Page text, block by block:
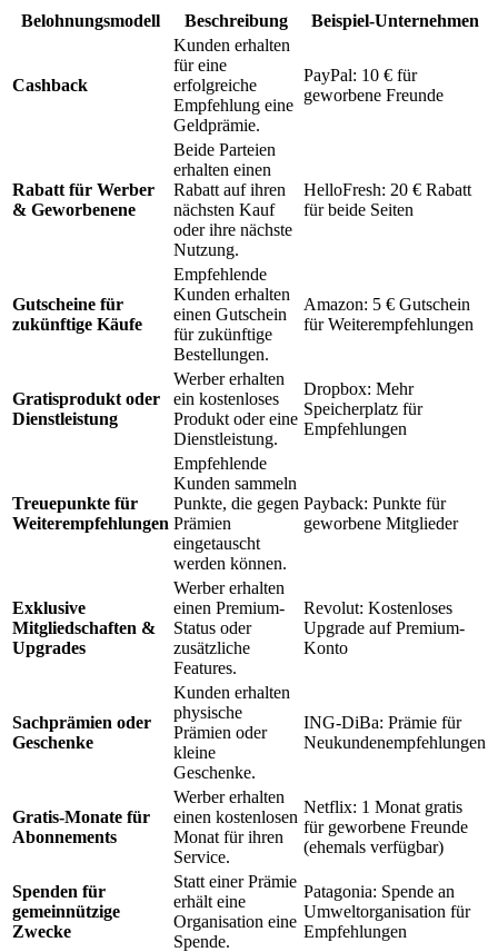
Belohnungsmodell Beschreibung Beispiel-Unternehmen
Cashback
Kunden erhalten
für eine
erfolgreiche
Empfehlung eine
Geldprämie.
PayPal: 10 € für
geworbene Freunde
Rabatt für Werber
& Geworbenene
Beide Parteien
erhalten einen
Rabatt auf ihren
nächsten Kauf
oder ihre nächste
Nutzung.
HelloFresh: 20 € Rabatt
für beide Seiten
Gutscheine für
zukünftige Käufe
Empfehlende
Kunden erhalten
einen Gutschein
für zukünftige
Bestellungen.
Amazon: 5 € Gutschein
für Weiterempfehlungen
Gratisprodukt oder
Dienstleistung
Werber erhalten
ein kostenloses
Produkt oder eine
Dienstleistung.
Dropbox: Mehr
Speicherplatz für
Empfehlungen
Treuepunkte für
Weiterempfehlungen
Empfehlende
Kunden sammeln
Punkte, die gegen
Prämien
eingetauscht
werden können.
Payback: Punkte für
geworbene Mitglieder
Exklusive
Mitgliedschaften &
Upgrades
Werber erhalten
einen Premium-
Status oder
zusätzliche
Features.
Revolut: Kostenloses
Upgrade auf Premium-
Konto
Sachprämien oder
Geschenke
Kunden erhalten
physische
Prämien oder
kleine
Geschenke.
ING-DiBa: Prämie für
Neukundenempfehlungen
Gratis-Monate für
Abonnements
Werber erhalten
einen kostenlosen
Monat für ihren
Service.
Netflix: 1 Monat gratis
für geworbene Freunde
(ehemals verfügbar)
Spenden für
gemeinnützige
Zwecke
Statt einer Prämie
erhält eine
Organisation eine
Spende.
Patagonia: Spende an
Umweltorganisation für
Empfehlungen